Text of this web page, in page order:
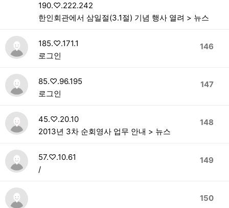
190.♡.222.242
한인회관에서 삼일절(3.1절) 기념 행사 열려 > 뉴스
146
185.♡.171.1
로그인
147
85.♡.96.195
로그인
148
45.♡.20.10
2013년 3차 순회영사 업무 안내 > 뉴스
149
57.♡.10.61
/
150